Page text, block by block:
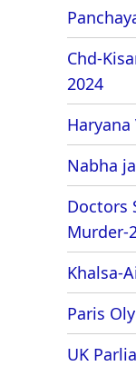
Chd-
2024
Nabha
Doctors
Murder-
Khalsa-
Paris
UK